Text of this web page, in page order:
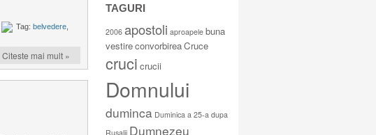
Tag: belvedere
Citeste mai mult »
TAGURI
2006 apostoli aproapele buna
vestireconvorbireaCruce
cruci crucii
Domnului
duminca Duminica a 25-a dupa
Rusalii Dumnezeu